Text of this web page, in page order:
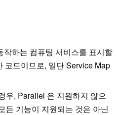
작하는 컴퓨팅 서비스를 표시할
코드이므로, 일단 Service Map
우, Parallel 은 지원하지 않으
든 기능이 지원되는 것은 아닌